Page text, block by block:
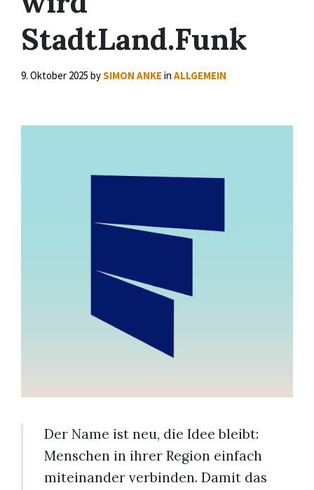
StadtLand.Funk
9. Oktober 2025 bySIMON ANKE in ALLGEMEIN
Der Name ist neu, die Idee bleibt:
Menschen in ihrer Region einfach
miteinander verbinden. Damit das